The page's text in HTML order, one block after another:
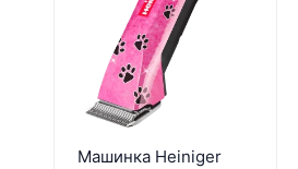
Машинка Heiniger